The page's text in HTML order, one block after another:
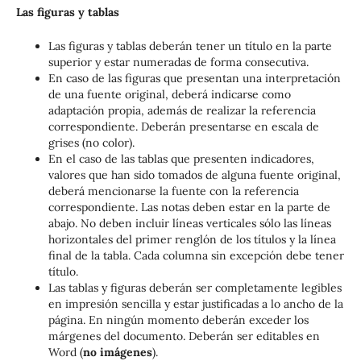
Las figuras y tablas
Las figuras y tablas deberán tener un título en la parte
superior y estar numeradas de forma consecutiva.
En caso de las figuras que presentan una interpretación
de una fuente original, deberá indicarse como
adaptación propia, además de realizar la referencia
correspondiente. Deberán presentarse en escala de
grises (no color).
En el caso de las tablas que presenten indicadores,
valores que han sido tomados de alguna fuente original,
deberá mencionarse la fuente con la referencia
correspondiente. Las notas deben estar en la parte de
abajo. No deben incluir líneas verticales sólo las líneas
horizontales del primer renglón de los títulos y la línea
final de la tabla. Cada columna sin excepción debe tener
título.
Las tablas y figuras deberán ser completamente legibles
en impresión sencilla y estar justificadas a lo ancho de la
página. En ningún momento deberán exceder los
márgenes del documento. Deberán ser editables en
Word (no imágenes).